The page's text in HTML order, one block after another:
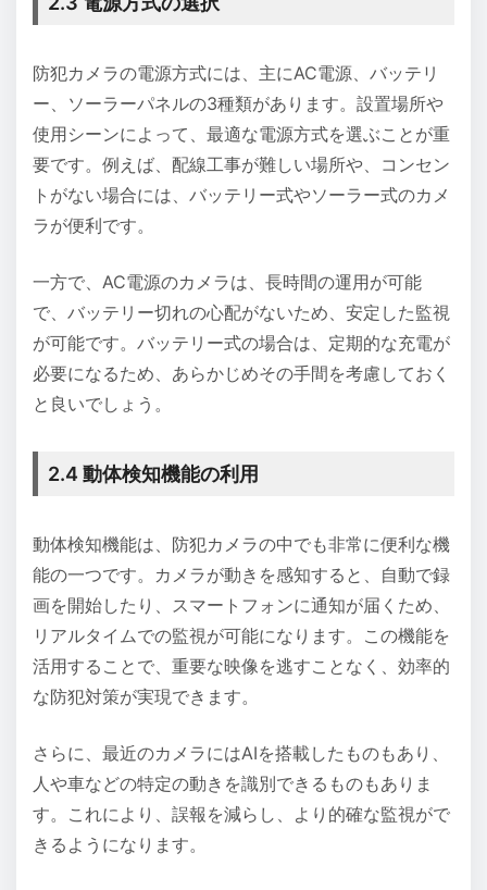
防犯カメラの電源方式には、主にAC電源、バッテリ
ー、ソーラーパネルの3種類があります。設置場所や
使用シーンによって、最適な電源方式を選ぶことが重
要です。例えば、配線工事が難しい場所や、コンセン
トがない場合には、バッテリー式やソーラー式のカメ
ラが便利です。
一方で、AC電源のカメラは、長時間の運用が可能
で、バッテリー切れの心配がないため、安定した監視
が可能です。バッテリー式の場合は、定期的な充電が
必要になるため、あらかじめその手間を考慮しておく
と良いでしょう。
2.4 動体検知機能の利用
動体検知機能は、防犯カメラの中でも非常に便利な機
能の一つです。カメラが動きを感知すると、自動で録
画を開始したり、スマートフォンに通知が届くため、
リアルタイムでの監視が可能になります。この機能を
活用することで、重要な映像を逃すことなく、効率的
な防犯対策が実現できます。
さらに、最近のカメラにはAIを搭載したものもあり、
人や車などの特定の動きを識別できるものもありま
す。これにより、誤報を減らし、より的確な監視がで
きるようになります。